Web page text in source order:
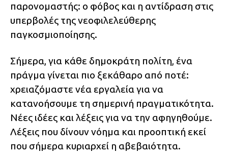
παρονομαστής: ο φόβος και η αντίδραση στις
υπερβολές της νεοφιλελεύθερης
παγκοσμιοποίησης.
Σήμερα, για κάθε δημοκράτη πολίτη, ένα
πράγμα γίνεται πιο ξεκάθαρο από ποτέ:
χρειαζόμαστε νέα εργαλεία για να
κατανοήσουμε τη σημερινή πραγματικότητα.
Νέες ιδέες και λέξεις για να την αφηγηθούμε.
Λέξεις που δίνουν νόημα και προοπτική εκεί
που σήμερα κυριαρχεί η αβεβαιότητα.